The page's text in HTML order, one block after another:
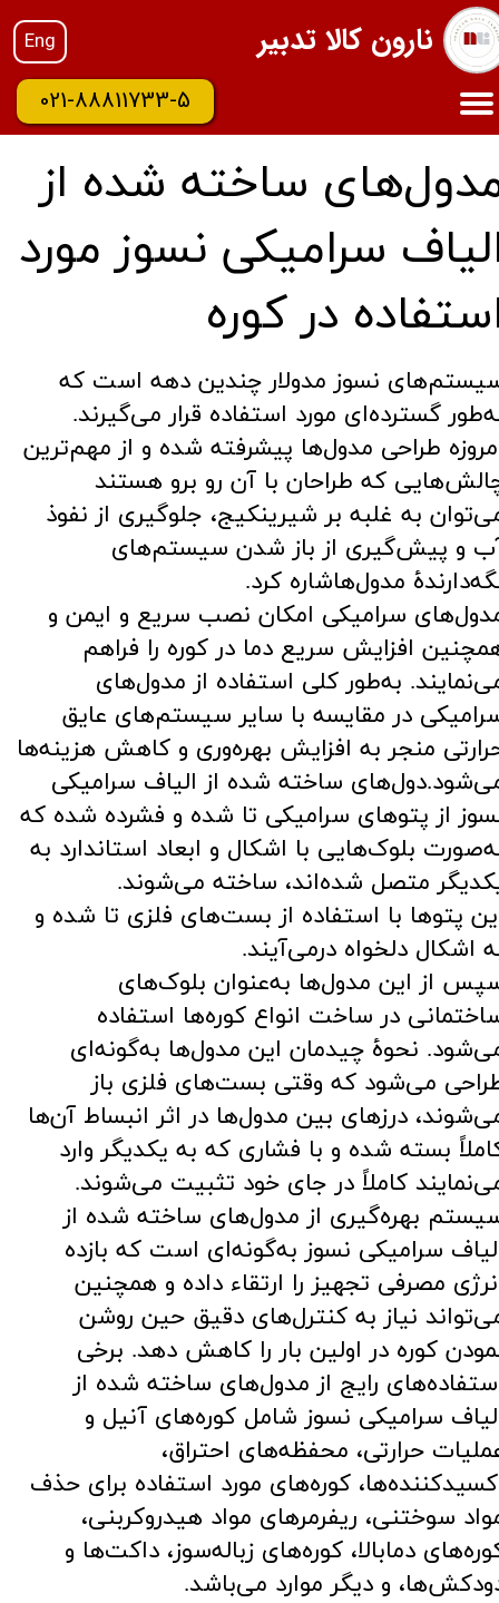
Eng
021-88811733-5
نارون کالا تدبیر
ساخته شده از
سرامیکی نسوز مورد
در کوره
نسوز مدولار چندین دهه است که
گسترده‌ای مورد استفاده قرار می‌گیرند.
طراحی مدول‌ها پیشرفته شده و از مهم‌ترین
که طراحان با آن رو برو هستند
به غلبه بر شیرینکیج، جلوگیری از نفوذ
و پیش‌گیری از باز شدن سیستم‌های
مدول‌هاشاره کرد.
سرامیکی امکان نصب سریع و ایمن و
افزایش سریع دما در کوره را فراهم
به‌طور کلی استفاده از مدول‌های
در مقایسه با سایر سیستم‌های عایق
منجر به افزایش بهره‌وری و کاهش هزینه‌ها
ساخته شده از الیاف سرامیکی
از پتوهای سرامیکی تا شده و فشرده شده که
بلوک‌هایی با اشکال و ابعاد استاندارد به
متصل شده‌اند، ساخته می‌شوند.
پتوها با استفاده از بست‌های فلزی تا شده و
اشکال دلخواه درمی‌آیند.
از این مدول‌ها به‌عنوان بلوک‌های
در ساخت انواع کوره‌ها استفاده
نحوۀ چیدمان این مدول‌ها به‌گونه‌ای
می‌شود که وقتی بست‌های فلزی باز
درزهای بین مدول‌ها در اثر انبساط آن‌ها
بسته شده و با فشاری که به یکدیگر وارد
کاملاً در جای خود تثبیت می‌شوند.
بهره‌گیری از مدول‌های ساخته شده از
سرامیکی نسوز به‌گونه‌ای است که بازده
مصرفی تجهیز را ارتقاء داده و همچنین
نیاز به کنترل‌های دقیق حین روشن
کوره در اولین بار را کاهش دهد. برخی
رایج از مدول‌های ساخته شده از
سرامیکی نسوز شامل کوره‌های آنیل و
حرارتی، محفظه‌های احتراق،
کوره‌های مورد استفاده برای حذف
سوختنی، ریفرمرهای مواد هیدروکربنی،
دمابالا، کوره‌های زباله‌سوز، داکت‌ها و
و دیگر موارد می‌باشد.